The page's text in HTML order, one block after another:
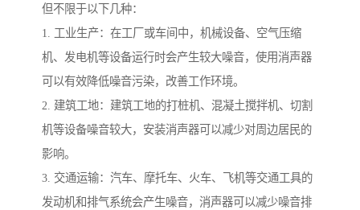
但不限于以下几种：
1. 工业生产：在工厂或车间中，机械设备、空气压缩
机、发电机等设备运行时会产生较大噪音，使用消声器
可以有效降低噪音污染，改善工作环境。
2. 建筑工地：建筑工地的打桩机、混凝土搅拌机、切割
机等设备噪音较大，安装消声器可以减少对周边居民的
影响。
3. 交通运输：汽车、摩托车、火车、飞机等交通工具的
发动机和排气系统会产生噪音，消声器可以减少噪音排